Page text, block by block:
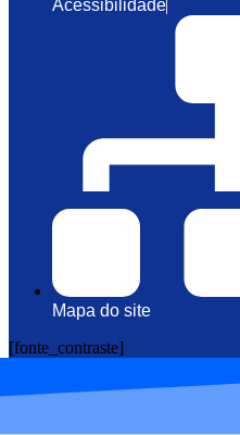
Acessibilidade
Mapa do site
[fonte_contraste]